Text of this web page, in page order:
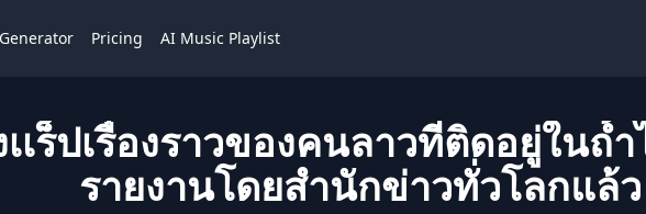
Pricing AI Music Playlist
เเร็ปเรื่องราวของคนลาวที่ติดอยู่ในถ้
รายงานโดยสำนักข่าวทั่วโลกแล้ว